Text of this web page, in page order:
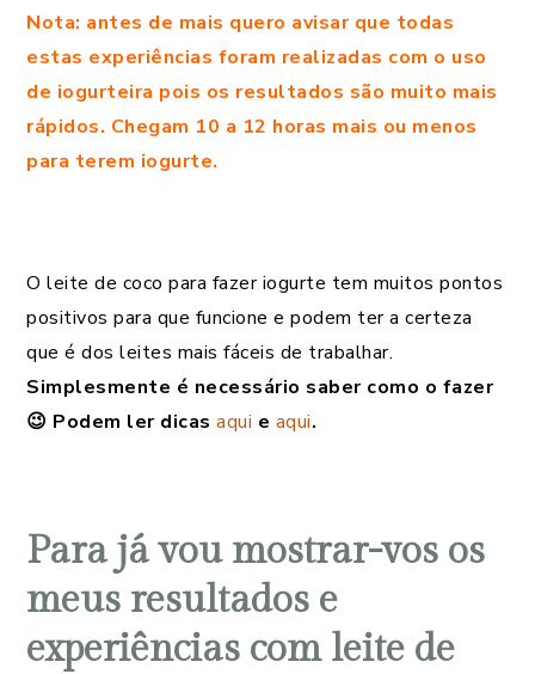
Nota: antes de mais quero avisar que todas
estas experiências foram realizadas com o uso
de iogurteira pois os resultados são muito mais
rápidos. Chegam 10 a 12 horas mais ou menos
para terem iogurte.
O leite de coco para fazer iogurte tem muitos pontos
positivos para que funcione e podem ter a certeza
que é dos leites mais fáceis de trabalhar.
Simplesmente é necessário saber como o fazer
😉 Podem ler dicas aqui e aqui.
Para já vou mostrar-vos os
meus resultados e
experiências com leite de